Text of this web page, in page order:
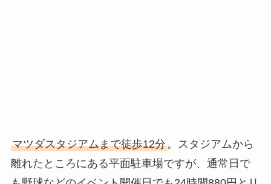
マツダスタジアムまで徒歩12分。スタジアムから
離れたところにある平面駐車場ですが、通常日で